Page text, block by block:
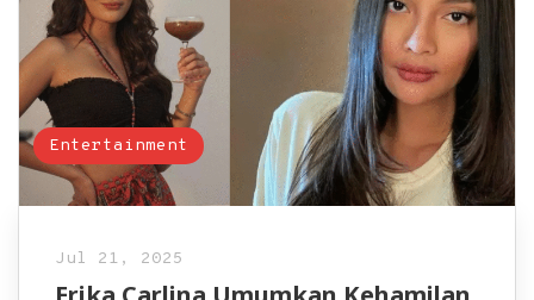
Entertainment
Jul 21, 2025